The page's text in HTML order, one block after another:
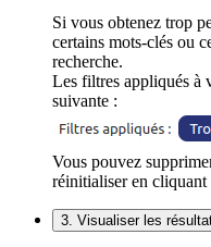
Si vous obtenez trop
certains mots-clés ou
recherche.
Les filtres appliqués à
suivante :
Vous pouvez
réinitialiser en
3. Visualiser les